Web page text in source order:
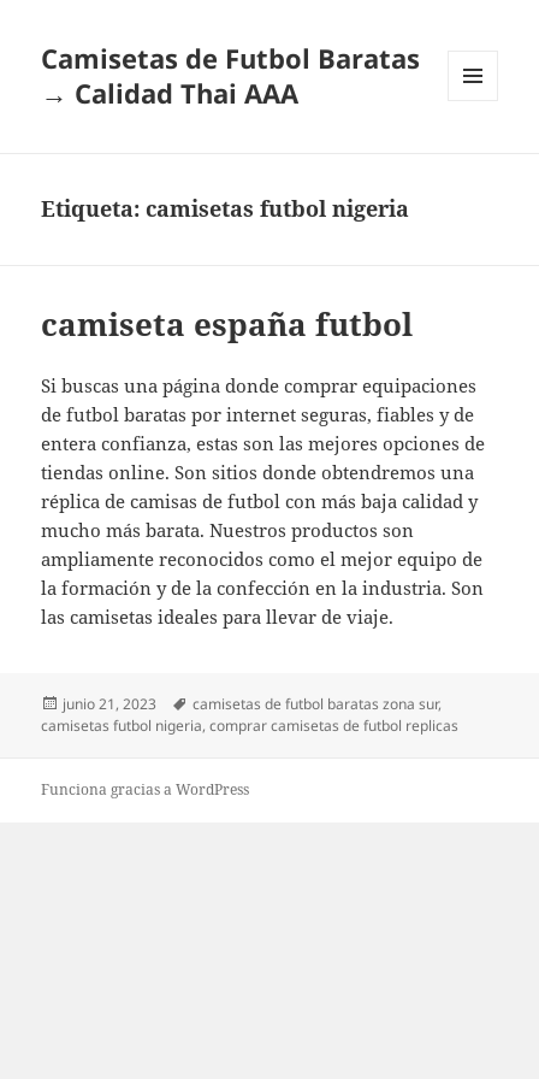
Camisetas de Futbol Baratas
→ Calidad Thai AAA
Etiqueta:camisetas futbol nigeria
camiseta españa futbol
Si buscas una página donde comprar equipaciones
de futbol baratas por internet seguras, fiables y de
entera confianza, estas son las mejores opciones de
tiendas online. Son sitios donde obtendremos una
réplica de camisas de futbol con más baja calidad y
mucho más barata. Nuestros productos son
ampliamente reconocidos como el mejor equipo de
la formación y de la confección en la industria. Son
las camisetas ideales para llevar de viaje.
Publicado
el
junio 21, 2023 Etiquetas
camisetas de futbol baratas zona sur,
camisetas futbol nigeria,comprar camisetas de futbol replicas
Funciona gracias a WordPress